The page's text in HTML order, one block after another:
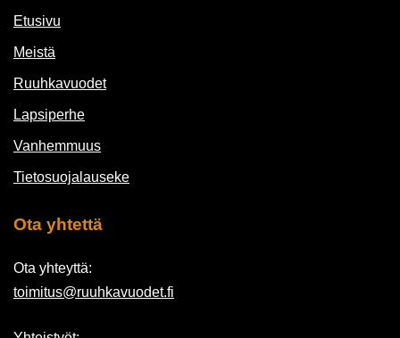
Etusivu
Meistä
Ruuhkavuodet
Lapsiperhe
Vanhemmuus
Tietosuojalauseke
Ota yhtettä
Ota yhteyttä:
toimitus@ruuhkavuodet.fi